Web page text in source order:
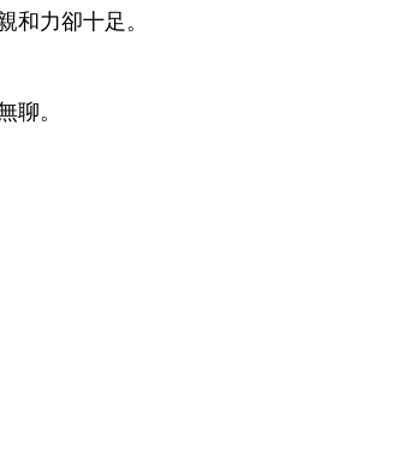
和力卻十足。
聊。